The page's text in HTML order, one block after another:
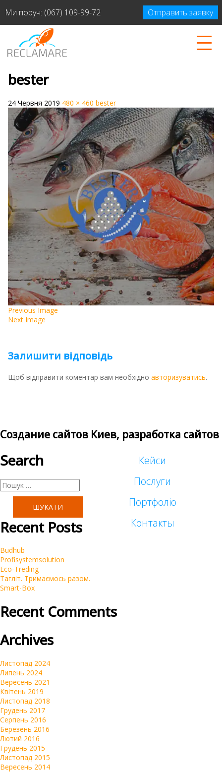
Ми поруч: (067) 109-99-72 Отправить заявку
bester
24 Червня 2019 480 × 460 bester
Previous Image
Next Image
Залишити відповідь
Щоб відправити коментар вам необхідно авторизуватись.
Создание сайтов Киев, разработка сайтов
Кейси
Послуги
Таргетована реклама
Портфоліо
Малий бізнес
Контакты
Search
Пошук:
Recent Posts
Budhub
Profisystemsolution
Eco-Treding
Тагліт. Тримаємось разом.
Smart-Box
Recent Comments
Archives
Листопад 2024
Липень 2024
Вересень 2021
Квітень 2019
Листопад 2018
Грудень 2017
Серпень 2016
Березень 2016
Лютий 2016
Грудень 2015
Листопад 2015
Вересень 2014